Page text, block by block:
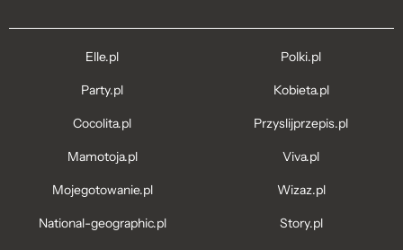
Elle.pl
Party.pl
Cocolita.pl
Mamotoja.pl
Mojegotowanie.pl
National-geographic.pl
Polki.pl
Kobieta.pl
Przyslijprzepis.pl
Viva.pl
Wizaz.pl
Story.pl